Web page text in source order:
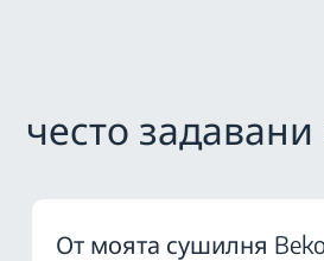
често
От моята сушилня